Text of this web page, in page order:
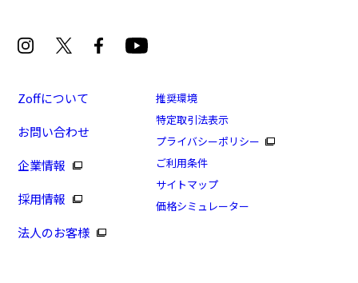
[スペシャルプライス]TREND SUNGLASSES
商品番号：ZA231G23-64A1/フレームカラー：グリーン
(オリーブ)/単価：￥3,960
Zoffについて
お問い合わせ
企業情報
採用情報
法人のお客様
推奨環境
特定取引法表示
プライバシーポリシー
ご利用条件
サイトマップ
価格シミュレーター